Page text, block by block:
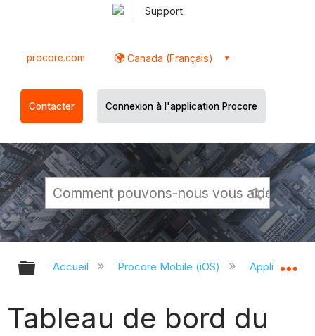
Support
procore.com Canada (Français)
Contacter Connexion à l'application Procore
Développer/réduire la hiérarchie
Accueil Procore Mobile (iOS) Application
Tableau de bord du